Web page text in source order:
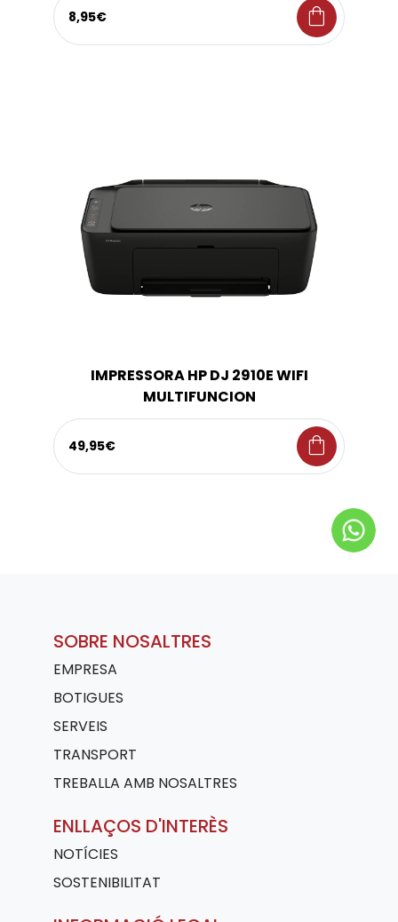
8,95€ shopping_bag
IMPRESSORA HP DJ 2910E WIFI
MULTIFUNCION
49,95€ shopping_bag
SOBRE NOSALTRES
EMPRESA
BOTIGUES
SERVEIS
TRANSPORT
TREBALLA AMB NOSALTRES
ENLLAÇOS D'INTERÈS
NOTÍCIES
SOSTENIBILITAT